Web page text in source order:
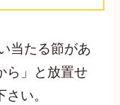
当たる節があ
ら」と放置せ
い。